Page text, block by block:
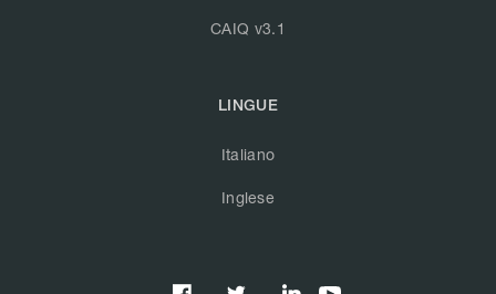
CAIQ v3.1
LINGUE
Italiano
Inglese